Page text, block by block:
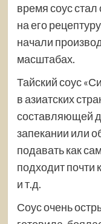
время соус
на его
начали
масштабах.
Тайский соус
в азиатских
составляющей
запекании или
подавать как
подходит почти
и т.д.
Соус очень